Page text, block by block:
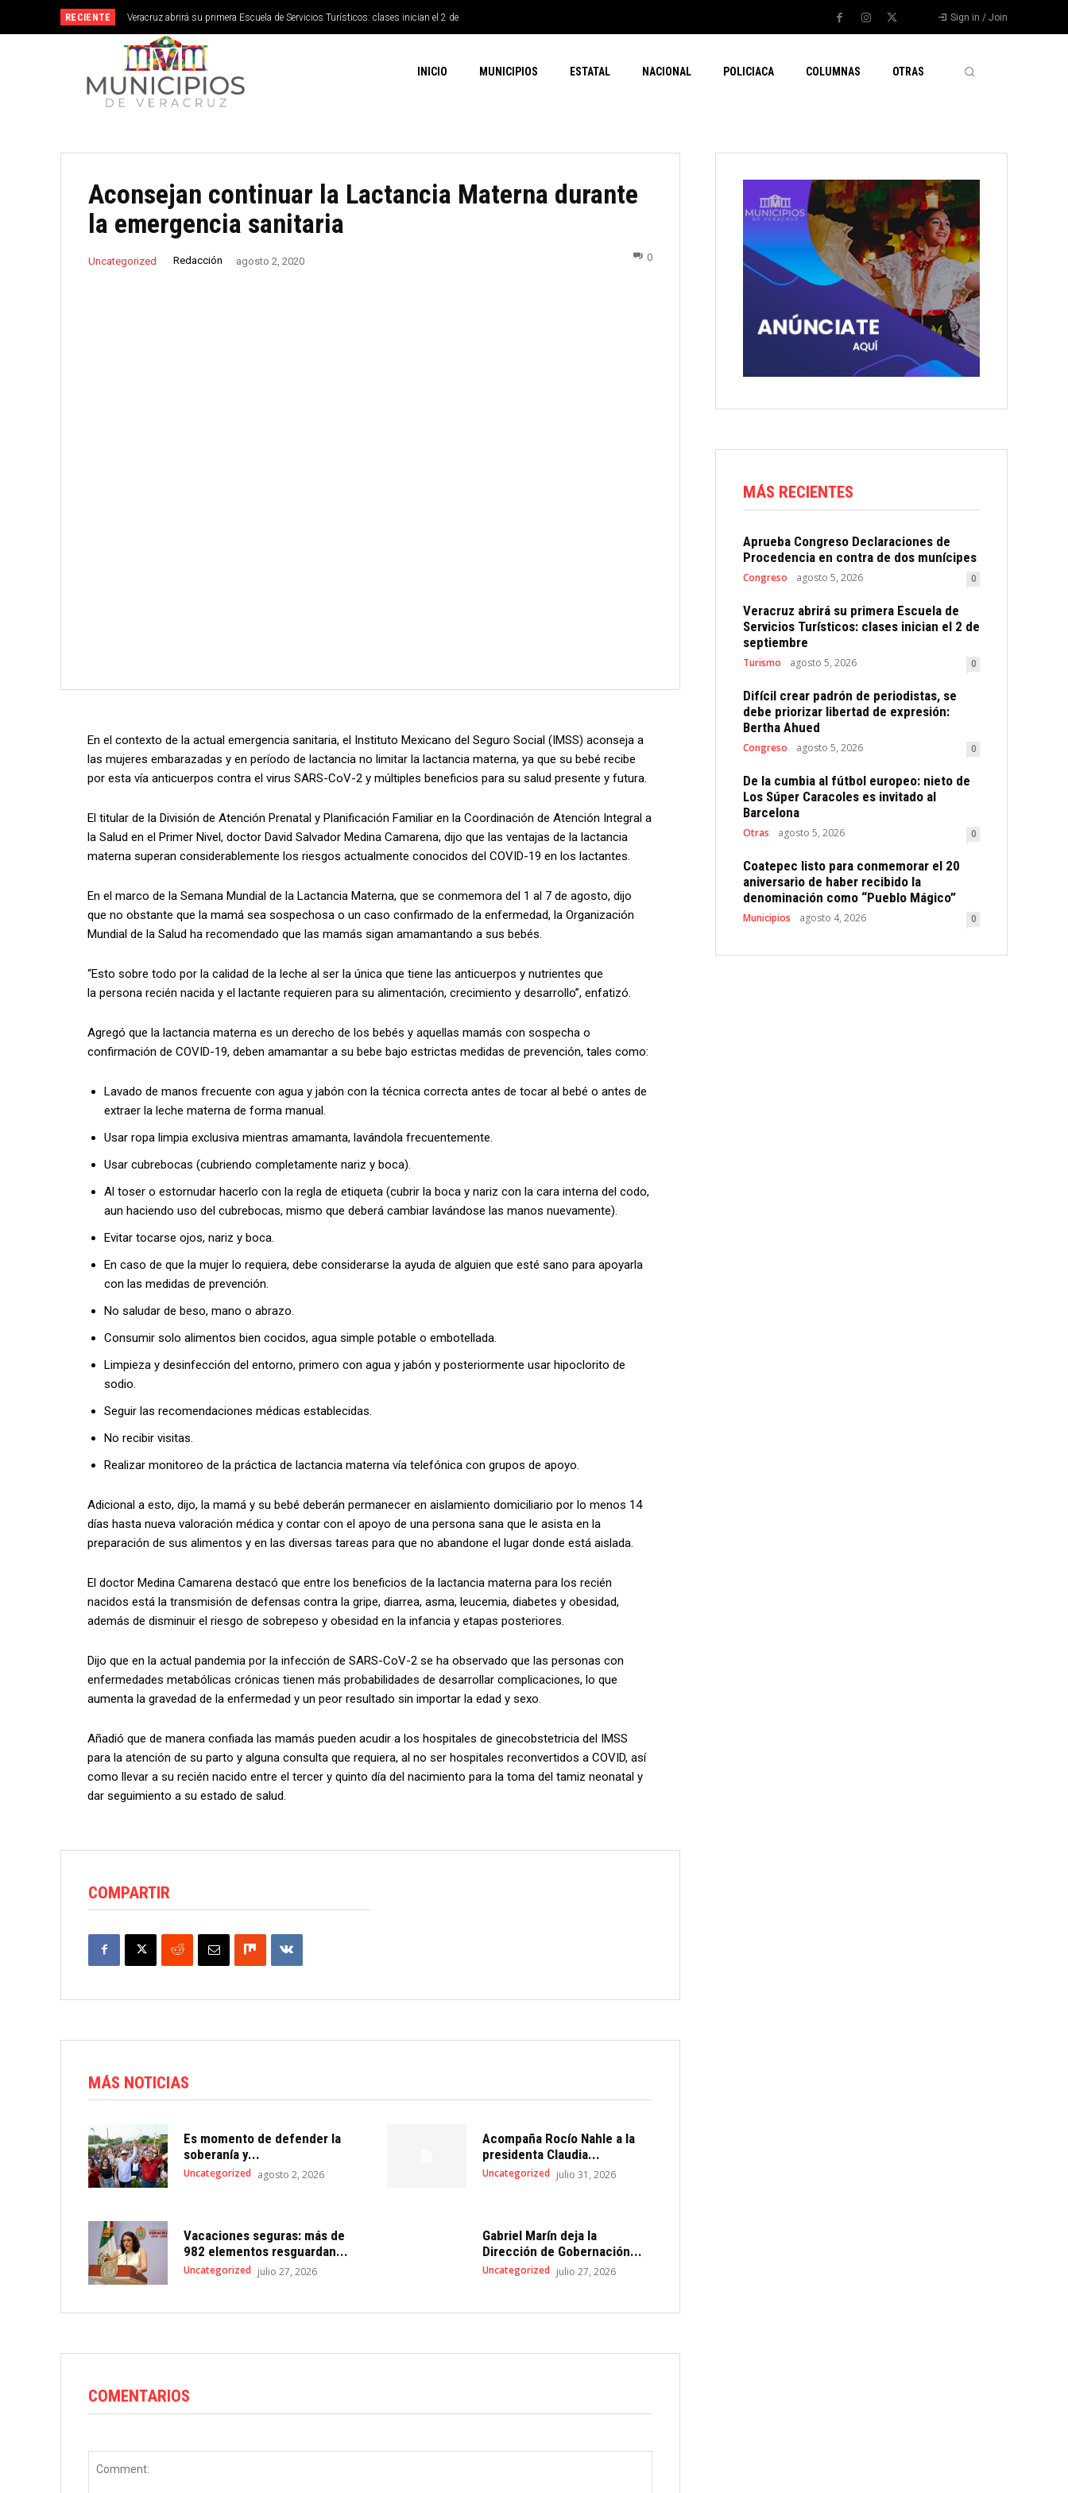
RECIENTE
Veracruz abrirá su primera Escuela de Servicios Turísticos: clases inician el 2 de
septiembre
Sign in / Join
INICIO MUNICIPIOS ESTATAL NACIONAL POLICIACA COLUMNAS OTRAS
Aconsejan continuar la Lactancia Materna durante
la emergencia sanitaria
Uncategorized Redacción agosto 2, 2020 0
En el contexto de la actual emergencia sanitaria, el Instituto Mexicano del Seguro Social (IMSS) aconseja a
las mujeres embarazadas y en período de lactancia no limitar la lactancia materna, ya que su bebé recibe
por esta vía anticuerpos contra el virus SARS-CoV-2 y múltiples beneficios para su salud presente y futura.
El titular de la División de Atención Prenatal y Planificación Familiar en la Coordinación de Atención Integral a
la Salud en el Primer Nivel, doctor David Salvador Medina Camarena, dijo que las ventajas de la lactancia
materna superan considerablemente los riesgos actualmente conocidos del COVID-19 en los lactantes.
En el marco de la Semana Mundial de la Lactancia Materna, que se conmemora del 1 al 7 de agosto, dijo
que no obstante que la mamá sea sospechosa o un caso confirmado de la enfermedad, la Organización
Mundial de la Salud ha recomendado que las mamás sigan amamantando a sus bebés.
“Esto sobre todo por la calidad de la leche al ser la única que tiene las anticuerpos y nutrientes que
la persona recién nacida y el lactante requieren para su alimentación, crecimiento y desarrollo”, enfatizó.
Agregó que la lactancia materna es un derecho de los bebés y aquellas mamás con sospecha o
confirmación de COVID-19, deben amamantar a su bebe bajo estrictas medidas de prevención, tales como:
Lavado de manos frecuente con agua y jabón con la técnica correcta antes de tocar al bebé o antes de
extraer la leche materna de forma manual.
Usar ropa limpia exclusiva mientras amamanta, lavándola frecuentemente.
Usar cubrebocas (cubriendo completamente nariz y boca).
Al toser o estornudar hacerlo con la regla de etiqueta (cubrir la boca y nariz con la cara interna del codo,
aun haciendo uso del cubrebocas, mismo que deberá cambiar lavándose las manos nuevamente).
Evitar tocarse ojos, nariz y boca.
En caso de que la mujer lo requiera, debe considerarse la ayuda de alguien que esté sano para apoyarla
con las medidas de prevención.
No saludar de beso, mano o abrazo.
Consumir solo alimentos bien cocidos, agua simple potable o embotellada.
Limpieza y desinfección del entorno, primero con agua y jabón y posteriormente usar hipoclorito de
sodio.
Seguir las recomendaciones médicas establecidas.
No recibir visitas.
Realizar monitoreo de la práctica de lactancia materna vía telefónica con grupos de apoyo.
Adicional a esto, dijo, la mamá y su bebé deberán permanecer en aislamiento domiciliario por lo menos 14
días hasta nueva valoración médica y contar con el apoyo de una persona sana que le asista en la
preparación de sus alimentos y en las diversas tareas para que no abandone el lugar donde está aislada.
El doctor Medina Camarena destacó que entre los beneficios de la lactancia materna para los recién
nacidos está la transmisión de defensas contra la gripe, diarrea, asma, leucemia, diabetes y obesidad,
además de disminuir el riesgo de sobrepeso y obesidad en la infancia y etapas posteriores.
Dijo que en la actual pandemia por la infección de SARS-CoV-2 se ha observado que las personas con
enfermedades metabólicas crónicas tienen más probabilidades de desarrollar complicaciones, lo que
aumenta la gravedad de la enfermedad y un peor resultado sin importar la edad y sexo.
Añadió que de manera confiada las mamás pueden acudir a los hospitales de ginecobstetricia del IMSS
para la atención de su parto y alguna consulta que requiera, al no ser hospitales reconvertidos a COVID, así
como llevar a su recién nacido entre el tercer y quinto día del nacimiento para la toma del tamiz neonatal y
dar seguimiento a su estado de salud.
COMPARTIR
MÁS NOTICIAS
Es momento de defender la
soberanía y...
Uncategorized agosto 2, 2026
Acompaña Rocío Nahle a la
presidenta Claudia...
Uncategorized julio 31, 2026
Vacaciones seguras: más de
982 elementos resguardan...
Uncategorized julio 27, 2026
Gabriel Marín deja la
Dirección de Gobernación...
Uncategorized julio 27, 2026
COMENTARIOS
MÁS RECIENTES
Aprueba Congreso Declaraciones de
Procedencia en contra de dos munícipes
Congreso agosto 5, 2026 0
Veracruz abrirá su primera Escuela de
Servicios Turísticos: clases inician el 2 de
septiembre
Turismo agosto 5, 2026 0
Difícil crear padrón de periodistas, se
debe priorizar libertad de expresión:
Bertha Ahued
Congreso agosto 5, 2026 0
De la cumbia al fútbol europeo: nieto de
Los Súper Caracoles es invitado al
Barcelona
Otras agosto 5, 2026 0
Coatepec listo para conmemorar el 20
aniversario de haber recibido la
denominación como “Pueblo Mágico”
Municipios agosto 4, 2026 0